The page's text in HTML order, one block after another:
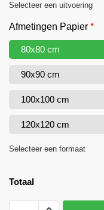
Selecteer een uitvoering
Afmetingen Papier *
80x80 cm
90x90 cm
100x100 cm
120x120 cm
Selecteer een formaat
Totaal